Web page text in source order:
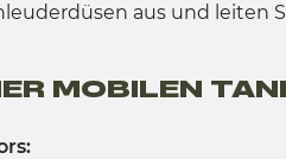
aus und leiten
MOBILEN